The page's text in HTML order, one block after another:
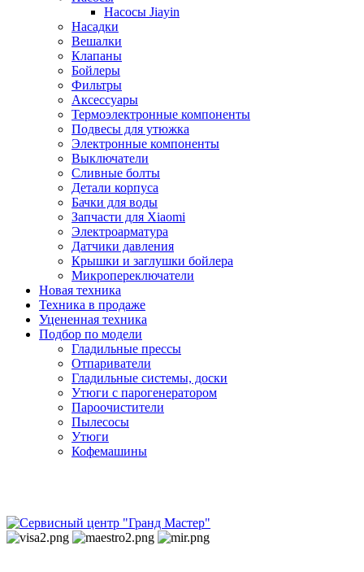
Насосы Jiayin
Насадки
Вешалки
Клапаны
Бойлеры
Фильтры
Аксессуары
Термоэлектронные компоненты
Подвесы для утюжка
Электронные компоненты
Выключатели
Сливные болты
Детали корпуса
Бачки для воды
Запчасти для Xiaomi
Электроарматура
Датчики давления
Крышки и заглушки бойлера
Микропереключатели
Новая техника
Техника в продаже
Уцененная техника
Подбор по модели
Гладильные прессы
Отпариватели
Гладильные системы, доски
Утюги с парогенератором
Пароочистители
Пылесосы
Утюги
Кофемашины